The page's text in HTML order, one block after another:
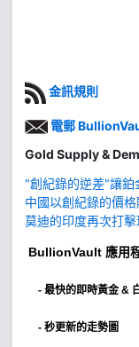
金訊規則
電郵
Gold Supply &
"創紀錄的逆差"讓
中國以創紀錄的價
莫迪的印度再次打
BullionVault 應用
- 最快的即時黃金 &
- 秒更新的走勢圖